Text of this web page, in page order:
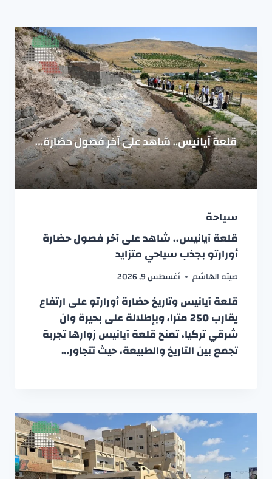
سياحة
قلعة آيانيس.. شاهد على آخر فصول حضارة
أورارتو بجذب سياحي متزايد
صيته الهاشم أغسطس 9, 2026
قلعة آيانيس وتاريخ حضارة أورارتو على ارتفاع
يقارب 250 مترا، وبإطلالة على بحيرة وان
شرقي تركيا، تمنح قلعة آيانيس زوارها تجربة
تجمع بين التاريخ والطبيعة، حيث تتجاور…